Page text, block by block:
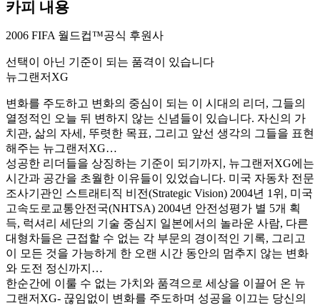
카피 내용
2006 FIFA 월드컵™공식 후원사
선택이 아닌 기준이 되는 품격이 있습니다
뉴그랜저XG
변화를 주도하고 변화의 중심이 되는 이 시대의 리더, 그들의
열정적인 오늘 뒤 변하지 않는 신념들이 있습니다. 자신의 가
치관, 삶의 자세, 뚜렷한 목표, 그리고 앞선 생각의 그들을 표현
해주는 뉴그랜저XG…
성공한 리더들을 상징하는 기준이 되기까지, 뉴그랜저XG에는
시간과 공간을 초월한 이유들이 있었습니다. 미국 자동차 전문
조사기관인 스트래티직 비전(Strategic Vision) 2004년 1위, 미국
고속도로교통안전국(NHTSA) 2004년 안전성평가 별 5개 획
득, 럭셔리 세단의 기술 중심지 일본에서의 놀라운 사람, 다른
대형차들은 근접할 수 없는 각 부문의 경이적인 기록, 그리고
이 모든 것을 가능하게 한 오랜 시간 동안의 멈추지 않는 변화
와 도전 정신까지…
한순간에 이룰 수 없는 가치와 품격으로 세상을 이끌어 온 뉴
그랜저XG- 끊임없이 변화를 주도하며 성공을 이끄는 당신의